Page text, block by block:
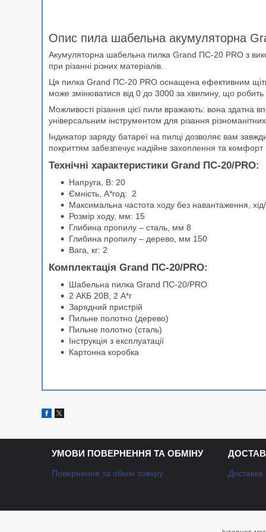
Опис пила шабельна акумуляторна
Акумуляторна шабельна пилка Grand ПС-20 PRO з
при різанні різних матеріалів.
Ця пилка Grand ПС-20 PRO оснащена ефективним
може змінюватися від 0 до 3000 за хвилину, що робить
Можливості різання цієї пили вражають: вона
універсальним інструментом для різання
Індикатор заряду батареї на пилці дозволяє вам
покриттям забезпечує надійне захоплення та комфорт
Технічні характеристики Grand ПС-20/PRO:
Напруга, В: 20
Ємність, А*год: 2
Максимальна частота ходу без навантаження,
Розмір ходу, мм: 15
Глибина пропилу – сталь, мм 8
Глибина пропилу – дерево, мм 150
Вага, кг: 2
Комплектація Grand ПС-20/PRO:
Шабельна пилка Grand ПС-20/PRO
2 АКБ 20В, 2 А*г
Зарядний пристрій
Пильне полотно (дерево)
Пильне полотно (сталь)
Інструкція з експлуатації
Картонна коробка
УМОВИ ПОВЕРНЕННЯ ТА ОБМІНУ
Повернення та обмін товару Доставка